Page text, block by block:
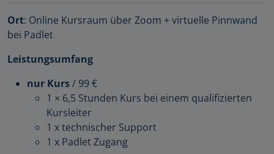
Ort: Online Kursraum über Zoom + virtuelle Pinnwand
bei Padlet
Leistungsumfang
nur Kurs/ 99 €
1 × 6,5 Stunden Kurs bei einem qualifizierten
Kursleiter
1 x technischer Support
1 x Padlet Zugang